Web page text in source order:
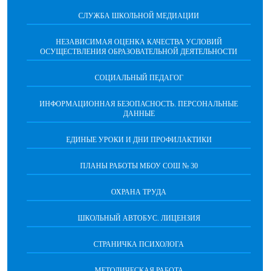
СЛУЖБА ШКОЛЬНОЙ МЕДИАЦИИ
НЕЗАВИСИМАЯ ОЦЕНКА КАЧЕСТВА УСЛОВИЙ
ОСУЩЕСТВЛЕНИЯ ОБРАЗОВАТЕЛЬНОЙ ДЕЯТЕЛЬНОСТИ
СОЦИАЛЬНЫЙ ПЕДАГОГ
ИНФОРМАЦИОННАЯ БЕЗОПАСНОСТЬ. ПЕРСОНАЛЬНЫЕ
ДАННЫЕ
ЕДИНЫЕ УРОКИ И ДНИ ПРОФИЛАКТИКИ
ПЛАНЫ РАБОТЫ МБОУ СОШ № 30
ОХРАНА ТРУДА
ШКОЛЬНЫЙ АВТОБУС. ЛИЦЕНЗИЯ
СТРАНИЧКА ПСИХОЛОГА